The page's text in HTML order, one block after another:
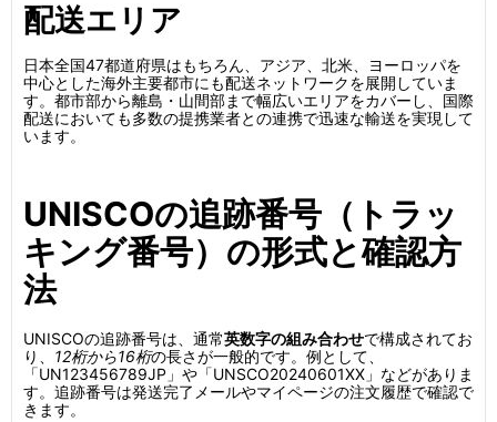
配送エリア
日本全国47都道府県はもちろん、アジア、北米、ヨーロッパを
中心とした海外主要都市にも配送ネットワークを展開していま
す。都市部から離島・山間部まで幅広いエリアをカバーし、国際
配送においても多数の提携業者との連携で迅速な輸送を実現して
います。
UNISCOの追跡番号（トラッ
キング番号）の形式と確認方
法
UNISCOの追跡番号は、通常英数字の組み合わせで構成されてお
り、 12桁から16桁の長さが一般的です。例として、
「UN123456789JP」や「UNSCO20240601XX」などがありま
す。追跡番号は発送完了メールやマイページの注文履歴で確認で
きます。